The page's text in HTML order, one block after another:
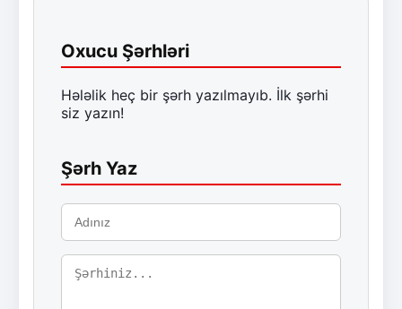
Oxucu Şərhləri
Hələlik heç bir şərh yazılmayıb. İlk şərhi
siz yazın!
Şərh Yaz